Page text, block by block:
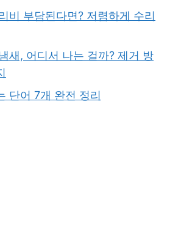
비 부담된다면? 저렴하게 수리
새, 어디서 나는 걸까? 제거 방
단어 7개 완전 정리